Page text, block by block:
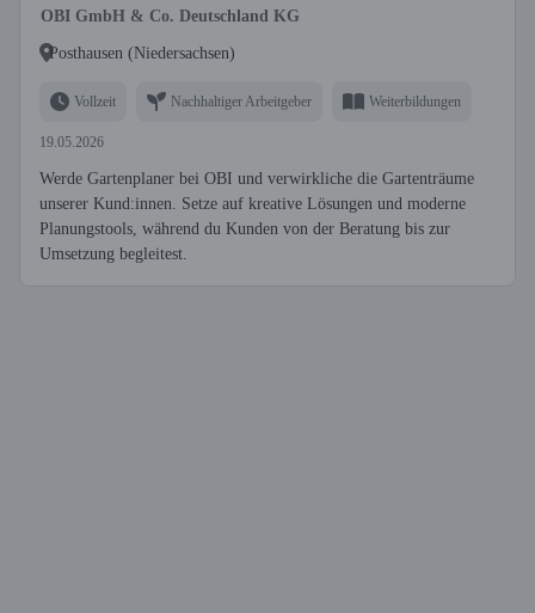
OBI GmbH & Co. Deutschland KG
Posthausen (Niedersachsen)
Vollzeit Nachhaltiger Arbeitgeber Weiterbildungen
19.05.2026
Werde Gartenplaner bei OBI und verwirkliche die Gartenträume
unserer Kund:innen. Setze auf kreative Lösungen und moderne
Planungstools, während du Kunden von der Beratung bis zur
Umsetzung begleitest.